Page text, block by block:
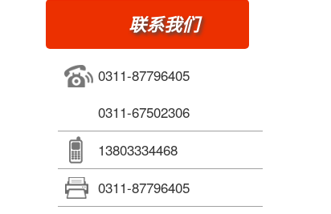
联系我们
0311-87796405
0311-67502306
13803334468
0311-87796405